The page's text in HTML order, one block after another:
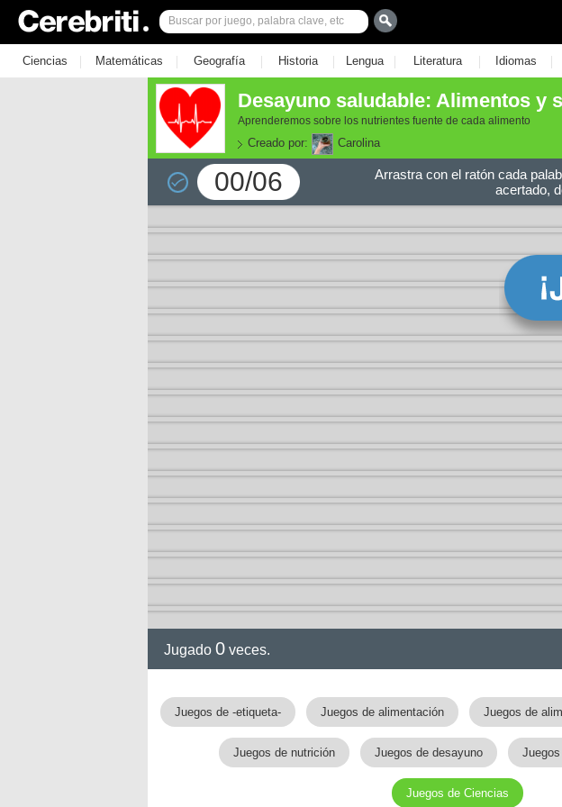
Ciencias | Matemáticas | Geografía | Historia | Lengua | Literatura | Idiomas |
Desayuno saludable: Alimentos y
Aprenderemos sobre los nutrientes fuente de cada alimento
Creado por: Carolina
00/06
Arrastra con el ratón cada
acertado,
Jugado 0 veces.
Juegos de -etiqueta- Juegos de alimentación Juegos de
Juegos de nutrición Juegos de desayuno
Juegos de Ciencias